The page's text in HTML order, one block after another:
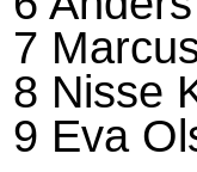
7
8 Nisse
9 Eva